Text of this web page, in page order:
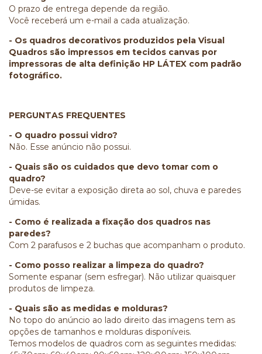
O prazo de entrega depende da região.
Você receberá um e-mail a cada atualização.
- Os quadros decorativos produzidos pela Visual
Quadros são impressos em tecidos canvas por
impressoras de alta definição HP LÁTEX com padrão
fotográfico.
PERGUNTAS FREQUENTES
- O quadro possui vidro?
Não. Esse anúncio não possui.
- Quais são os cuidados que devo tomar com o
quadro?
Deve-se evitar a exposição direta ao sol, chuva e paredes
úmidas.
- Como é realizada a fixação dos quadros nas
paredes?
Com 2 parafusos e 2 buchas que acompanham o produto.
- Como posso realizar a limpeza do quadro?
Somente espanar (sem esfregar). Não utilizar quaisquer
produtos de limpeza.
- Quais são as medidas e molduras?
No topo do anúncio ao lado direito das imagens tem as
opções de tamanhos e molduras disponíveis.
Temos modelos de quadros com as seguintes medidas: